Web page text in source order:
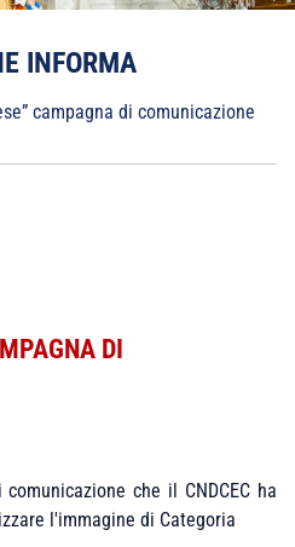
INFORMA
campagna di comunicazione
DI
che il CNDCEC ha
l'immagine di Categoria